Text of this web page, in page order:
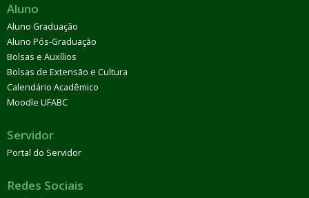
Aluno
Aluno Graduação
Aluno Pós-Graduação
Bolsas e Auxílios
Bolsas de Extensão e Cultura
Calendário Acadêmico
Moodle UFABC
Servidor
Portal do Servidor
Redes Sociais